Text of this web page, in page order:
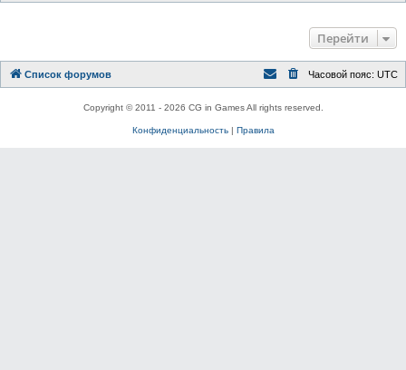
Перейти
Список форумов Часовой пояс: UTC
Copyright © 2011 - 2026 CG in Games All rights reserved.
Конфиденциальность| Правила